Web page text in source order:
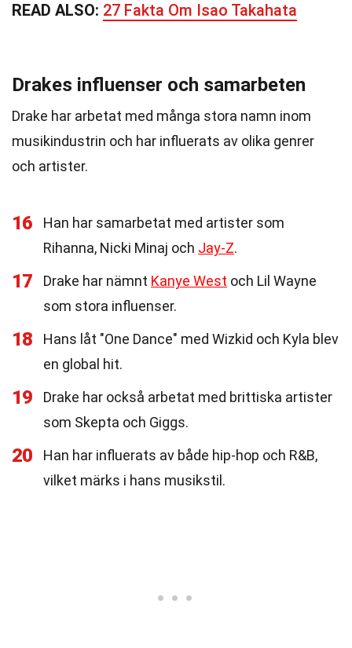
READ ALSO: 27 Fakta Om Isao Takahata
Drakes influenser och samarbeten
Drake har arbetat med många stora namn inom
musikindustrin och har influerats av olika genrer
och artister.
16
Han har samarbetat med artister som
Rihanna, Nicki Minaj och Jay-Z.
17 Drake har nämnt Kanye West och Lil Wayne
som stora influenser.
18
Hans låt "One Dance" med Wizkid och Kyla blev
en global hit.
19
Drake har också arbetat med brittiska artister
som Skepta och Giggs.
20
Han har influerats av både hip-hop och R&B,
vilket märks i hans musikstil.